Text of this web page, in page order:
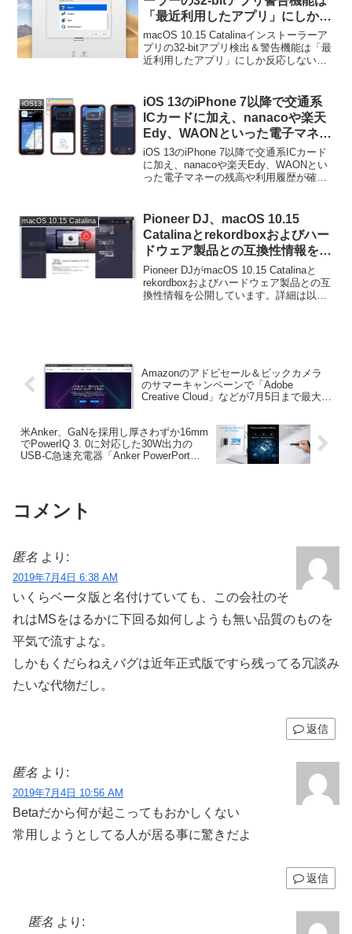
「最近利用したアプリ」にしか反
応しないので注意を。
macOS 10.15 Catalinaインストーラーア
プリの32-bitアプリ検出＆警告機能は「最
近利用したアプリ」にしか反応しないの
iOS13
iOS 13のiPhone 7以降で交通系
ICカードに加え、nanacoや楽天
Edy、WAONといった電子マネー
の残高や利用履歴が確認できるア
プリ「CardPort」がリリース。
iOS 13のiPhone 7以降で交通系ICカード
に加え、nanacoや楽天Edy、WAONとい
った電子マネーの残高や利用履歴が確認
macOS 10.15 Catalina
Pioneer DJ、macOS 10.15
Catalinaとrekordboxおよびハー
ドウェア製品との互換性情報を公
開。
Pioneer DJがmacOS 10.15 Catalinaと
rekordboxおよびハードウェア製品との互
換性情報を公開しています。詳細は以下
Amazonのアドビセール＆ビックカメラ
のサマーキャンペーンで「Adobe
Creative Cloud」などが7月5日まで最大
米Anker、GaNを採用し厚さわずか16mm
でPowerIQ 3. 0に対応した30W出力の
USB-C急速充電器「Anker PowerPort
コメント
匿名 より:
2019年7月4日 6:38 AM
いくらベータ版と名付けていても、この会社のそ
れはMSをはるかに下回る如何しようも無い品質のものを
平気で流すよな。
しかもくだらねえバグは近年正式版ですら残ってる冗談み
たいな代物だし。
返信
匿名 より:
2019年7月4日 10:56 AM
Betaだから何が起こってもおかしくない
常用しようとしてる人が居る事に驚きだよ
返信
匿名 より: